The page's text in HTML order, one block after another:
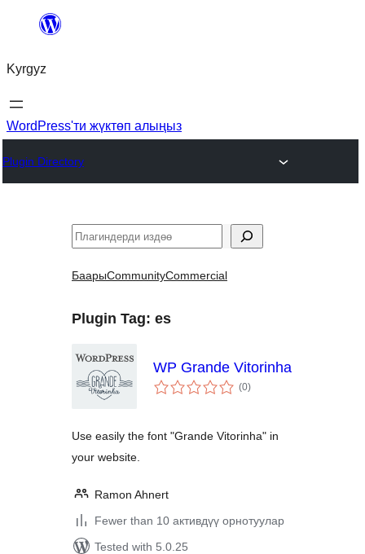
Мазмунга
Kyrgyz
WordPress'ти жүктөп алыңыз
Plugin Directory
Издөө
БаарыCommunityCommercial
Plugin Tag: es
WP Grande Vitorinha
(0total
ratings
)
Use easily the font "Grande Vitorinha" in
your website.
Ramon Ahnert
Fewer than 10 активдүү орнотуулар
Tested with 5.0.25